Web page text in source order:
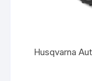
Husqvarna